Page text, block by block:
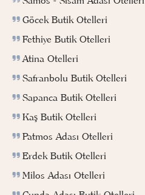
Göcek Butik Otelleri
Fethiye Butik Otelleri
Atina Otelleri
Safranbolu Butik Otelleri
Sapanca Butik Otelleri
Kaş Butik Otelleri
Patmos Adası Otelleri
Erdek Butik Otelleri
Milos Adası Otelleri